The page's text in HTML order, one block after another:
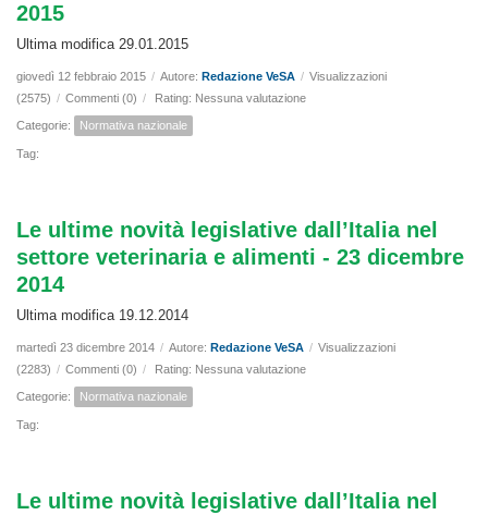
2015
Ultima modifica 29.01.2015
giovedì 12 febbraio 2015 / Autore: Redazione VeSA / Visualizzazioni
(2575) / Commenti (0) / Rating: Nessuna valutazione
Categorie: Normativa nazionale
Tag:
Le ultime novità legislative dall’Italia nel
settore veterinaria e alimenti - 23 dicembre
2014
Ultima modifica 19.12.2014
martedì 23 dicembre 2014 / Autore: Redazione VeSA / Visualizzazioni
(2283) / Commenti (0) / Rating: Nessuna valutazione
Categorie: Normativa nazionale
Tag:
Le ultime novità legislative dall’Italia nel